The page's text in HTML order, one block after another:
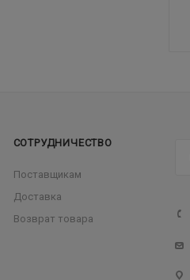
СОТРУДНИЧЕСТВО
Поставщикам
Доставка
Возврат товара